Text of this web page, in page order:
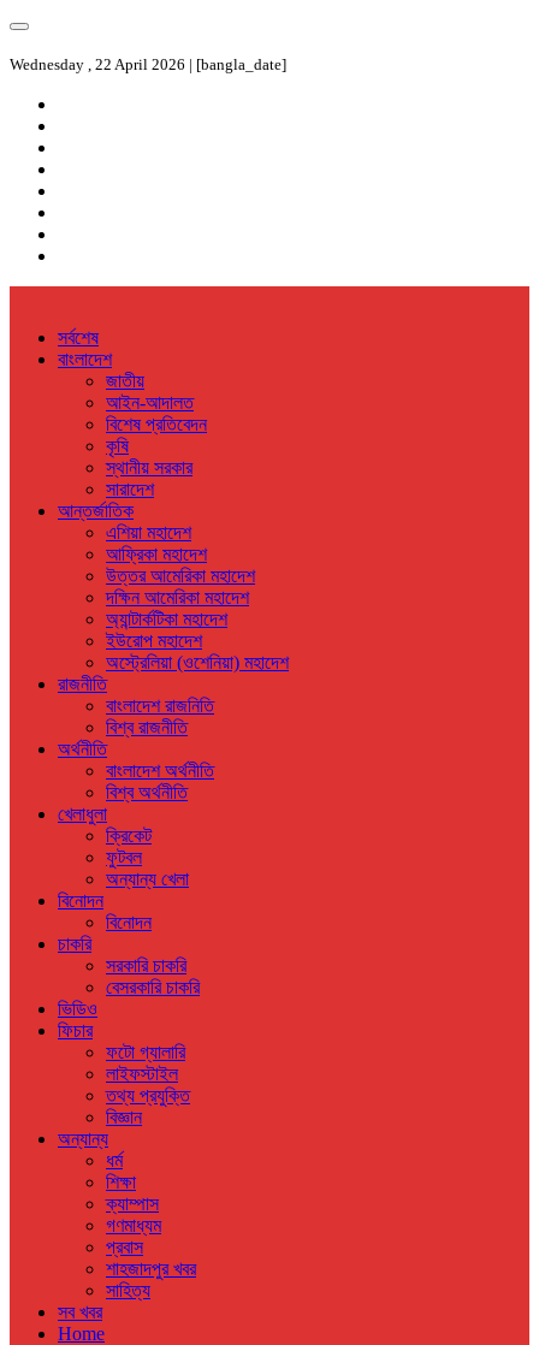
Wednesday , 22 April 2026 | [bangla_date]
সর্বশেষ
বাংলাদেশ
জাতীয়
আইন-আদালত
বিশেষ প্রতিবেদন
কৃষি
স্থানীয় সরকার
সারাদেশ
আন্তর্জাতিক
এশিয়া মহাদেশ
আফ্রিকা মহাদেশ
উত্তর আমেরিকা মহাদেশ
দক্ষিন আমেরিকা মহাদেশ
অ্যান্টার্কটিকা মহাদেশ
ইউরোপ মহাদেশ
অস্ট্রেলিয়া (ওশেনিয়া) মহাদেশ
রাজনীতি
বাংলাদেশ রাজনিতি
বিশ্ব রাজনীতি
অর্থনীতি
বাংলাদেশ অর্থনীতি
বিশ্ব অর্থনীতি
খেলাধুলা
ক্রিকেট
ফুটবল
অন্যান্য খেলা
বিনোদন
বিনোদন
চাকরি
সরকারি চাকরি
বেসরকারি চাকরি
ভিডিও
ফিচার
ফটো গ্যালারি
লাইফস্টাইল
তথ্য প্রযুক্তি
বিজ্ঞান
অন্যান্য
ধর্ম
শিক্ষা
ক্যাম্পাস
গণমাধ্যম
প্রবাস
শাহজাদপুর খবর
সাহিত্য
সব খবর
Home